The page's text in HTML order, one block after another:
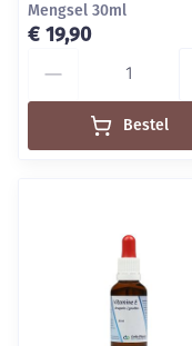
Mengsel 30ml
€ 19,90
Bestel